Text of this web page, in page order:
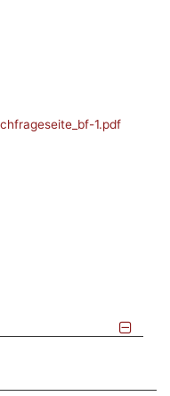
1.pdf
ZULETZT ANGESEHENE